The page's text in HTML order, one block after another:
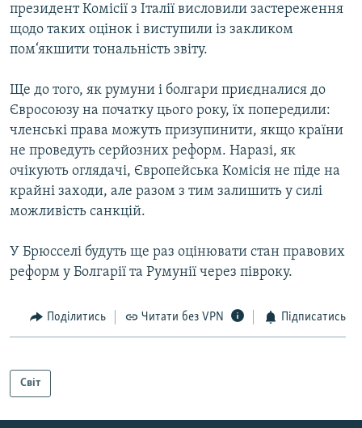
президент Комісії з Італії висловили застереження
щодо таких оцінок і виступили із закликом
пом‘якшити тональність звіту.
Ще до того, як румуни і болгари приєдналися до
Євросоюзу на початку цього року, їх попередили:
членські права можуть призупинити, якщо країни
не проведуть серйозних реформ. Наразі, як
очікують оглядачі, Європейська Комісія не піде на
крайні заходи, але разом з тим залишить у силі
можливість санкцій.
У Брюсселі будуть ще раз оцінювати стан правових
реформ у Болгарії та Румунії через півроку.
Поділитись Читати без VPN Підписатись
Світ